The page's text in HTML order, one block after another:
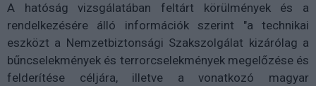
A hatóság vizsgálatában feltárt körülmények és a
rendelkezésére álló információk szerint "a technikai
eszközt a Nemzetbiztonsági Szakszolgálat kizárólag a
bűncselekmények és terrorcselekmények megelőzése és
felderítése céljára, illetve a vonatkozó magyar